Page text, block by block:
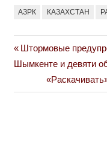
АЗРК КАЗАХСТАН
Навигация
Previous
Post:
Штормовые
Шымкенте и девяти
Next
Post: